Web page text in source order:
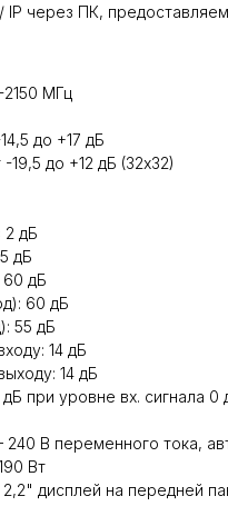
IP через ПК,
МГц
до +17 дБ
до +12 дБ (32х32)
2 дБ
дБ
60 дБ
60 дБ
55 дБ
14 дБ
14 дБ
при уровне вх. сигнала 0
240 В переменного тока,
Вт
дисплей на передней